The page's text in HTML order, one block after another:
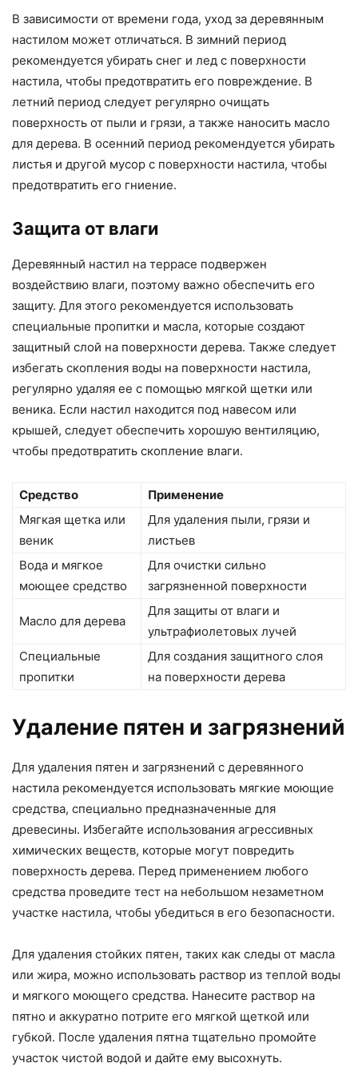
В зависимости от времени года, уход за деревянным
настилом может отличаться. В зимний период
рекомендуется убирать снег и лед с поверхности
настила, чтобы предотвратить его повреждение. В
летний период следует регулярно очищать
поверхность от пыли и грязи, а также наносить масло
для дерева. В осенний период рекомендуется убирать
листья и другой мусор с поверхности настила, чтобы
предотвратить его гниение.
Защита от влаги
Деревянный настил на террасе подвержен
воздействию влаги, поэтому важно обеспечить его
защиту. Для этого рекомендуется использовать
специальные пропитки и масла, которые создают
защитный слой на поверхности дерева. Также следует
избегать скопления воды на поверхности настила,
регулярно удаляя ее с помощью мягкой щетки или
веника. Если настил находится под навесом или
крышей, следует обеспечить хорошую вентиляцию,
чтобы предотвратить скопление влаги.
Средство
Применение
Мягкая щетка или
веник
Для удаления пыли, грязи и
листьев
Вода и мягкое
моющее средство
Для очистки сильно
загрязненной поверхности
Масло для дерева
Для защиты от влаги и
ультрафиолетовых лучей
Специальные
пропитки
Для создания защитного слоя
на поверхности дерева
Удаление пятен и загрязнений
Для удаления пятен и загрязнений с деревянного
настила рекомендуется использовать мягкие моющие
средства, специально предназначенные для
древесины. Избегайте использования агрессивных
химических веществ, которые могут повредить
поверхность дерева. Перед применением любого
средства проведите тест на небольшом незаметном
участке настила, чтобы убедиться в его безопасности.
Для удаления стойких пятен, таких как следы от масла
или жира, можно использовать раствор из теплой воды
и мягкого моющего средства. Нанесите раствор на
пятно и аккуратно потрите его мягкой щеткой или
губкой. После удаления пятна тщательно промойте
участок чистой водой и дайте ему высохнуть.